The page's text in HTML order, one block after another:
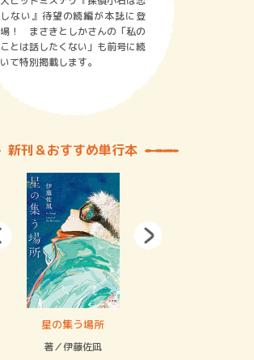
しない』待望の続編が本誌に登
場！ まさきとしかさんの「私の
ことは話したくない」も前号に続
いて特別掲載します。
新刊＆おすすめ単行本
星の集う場所
著／伊藤佐凪